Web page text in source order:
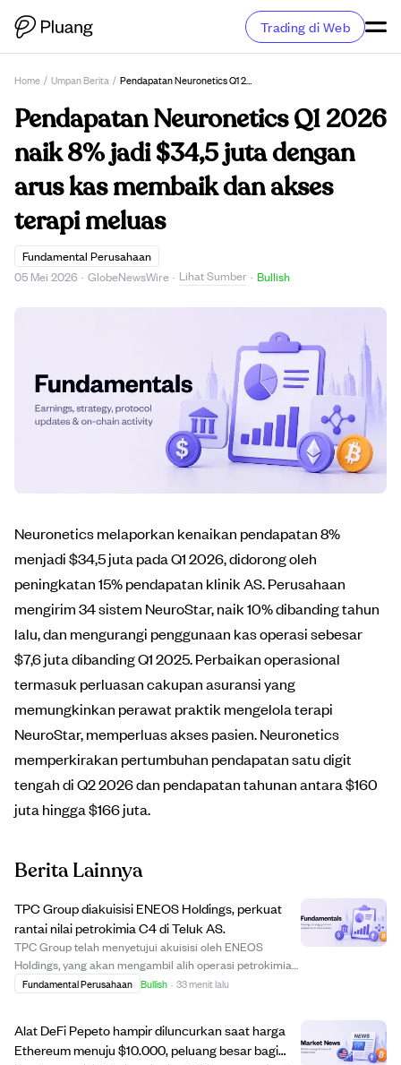
Trading di Web
Home / Umpan Berita / Pendapatan Neuronetics Q1 2026 Naik 8% Jadi $34,5 Juta Dengan Arus Kas Membaik Dan Akses Terapi Meluas
Pendapatan Neuronetics Q1 2026
naik 8% jadi $34,5 juta dengan
arus kas membaik dan akses
terapi meluas
Fundamental Perusahaan
05 Mei 2026 · GlobeNewsWire · Lihat Sumber · Bullish
Neuronetics melaporkan kenaikan pendapatan 8%
menjadi $34,5 juta pada Q1 2026, didorong oleh
peningkatan 15% pendapatan klinik AS. Perusahaan
mengirim 34 sistem NeuroStar, naik 10% dibanding tahun
lalu, dan mengurangi penggunaan kas operasi sebesar
$7,6 juta dibanding Q1 2025. Perbaikan operasional
termasuk perluasan cakupan asuransi yang
memungkinkan perawat praktik mengelola terapi
NeuroStar, memperluas akses pasien. Neuronetics
memperkirakan pertumbuhan pendapatan satu digit
tengah di Q2 2026 dan pendapatan tahunan antara $160
juta hingga $166 juta.
Berita Lainnya
TPC Group diakuisisi ENEOS Holdings, perkuat
rantai nilai petrokimia C4 di Teluk AS.
TPC Group telah menyetujui akuisisi oleh ENEOS
Holdings, yang akan mengambil alih operasi petrokimia
dan terminalnya di Texas dan Louisiana. Akuisisi ini
Fundamental Perusahaan Bullish · 33 menit lalu
Alat DeFi Pepeto hampir diluncurkan saat harga
Ethereum menuju $10.000, peluang besar bagi